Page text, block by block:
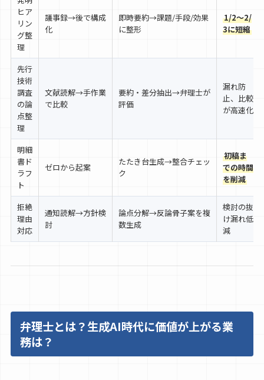
ヒア
リン
グ整
理
議事録→後で構成
化
即時要約→課題/手段/効果
に整形
1/2〜2/
3に短縮
先行
技術
調査
の論
点整
理
文献読解→手作業
で比較
要約・差分抽出→弁理士が
評価
漏れ防
止、比較
が高速化
明細
書ド
ラフ
ト
ゼロから起案
たたき台生成→整合チェッ
ク
初稿ま
での時間
を削減
拒絶
理由
対応
通知読解→方針検
討
論点分解→反論骨子案を複
数生成
検討の抜
け漏れ低
減
弁理士とは？生成AI時代に価値が上がる業
務は？